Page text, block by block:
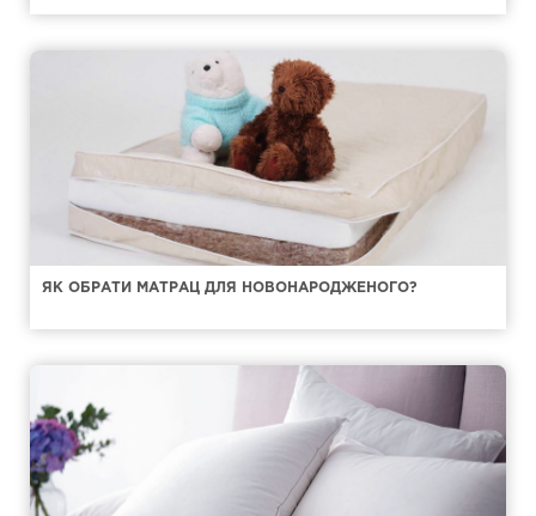
ЯК ОБРАТИ МАТРАЦ ДЛЯ НОВОНАРОДЖЕНОГО?